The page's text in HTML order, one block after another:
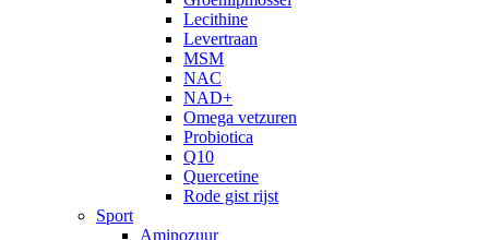
Lecithine
Levertraan
MSM
NAC
NAD+
Omega vetzuren
Probiotica
Q10
Quercetine
Rode gist rijst
Sport
Aminozuur